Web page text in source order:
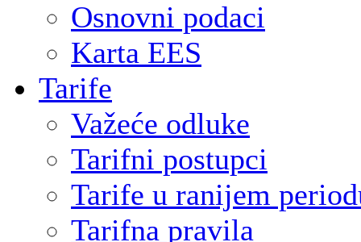
Osnovni podaci
Karta EES
Tarife
Važeće odluke
Tarifni postupci
Tarife u ranijem
Tarifna pravila